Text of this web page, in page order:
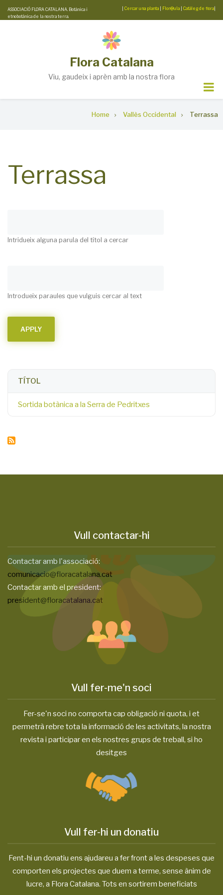
Skip
to
ASSOCIACIÓ FLORA CATALANA. Botànica i
etnobotànica de la nostra terra.
Cercar una planta Flor@ula Catàleg de flora
Flora Catalana
Viu, gaudeix i aprèn amb la nostra flora
Home Vallès Occidental Terrassa
Terrassa
Intridueix alguna parula del títol a cercar
Introdueix paraules que vulguis cercar al text
TÍTOL
Sortida botànica a la Serra de Pedritxes
Vull contactar-hi
Contactar amb l'associació:
comunicacio@floracatalana.cat
Contactar amb el president:
president@floracatalana.cat
Vull fer-me'n soci
Fer-se'n soci no comporta cap obligació ni quota, i et
permetrà rebre tota la informació de les activitats, la nostra
revista i participar en els nostres grups de treball, si ho
desitges
Vull fer-hi un donatiu
Fent-hi un donatiu ens ajudareu a fer front a les despeses que
comporten els projectes que duem a terme, sense ànim de
lucre, a Flora Catalana. Tots en sortirem beneficiats